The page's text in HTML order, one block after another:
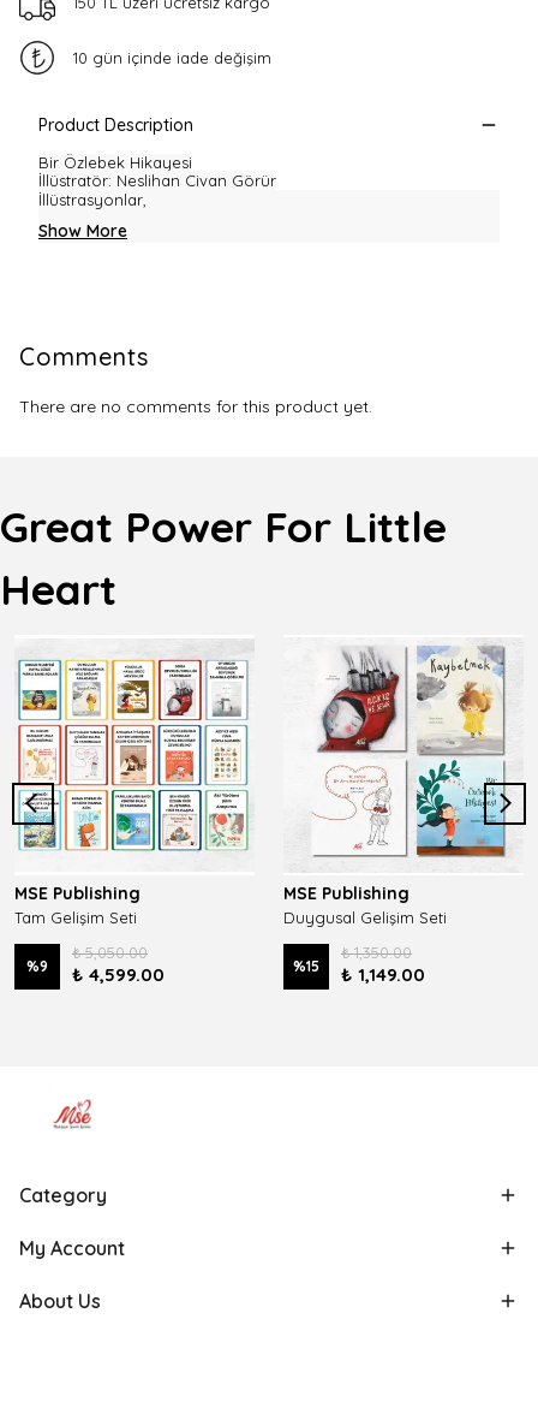
10 gün içinde iade değişim
Product Description
Bir Özlebek Hikayesi
İllüstratör: Neslihan Civan Görür
İllüstrasyonlar,
Show More
Comments
There are no comments for this product yet.
Great Power For Little
Heart
MSE Publishing
Tam Gelişim Seti
%9
₺ 5,050.00
₺ 4,599.00
MSE Publishing
Duygusal Gelişim Seti
%15
₺ 1,350.00
₺ 1,149.00
Category
My Account
About Us